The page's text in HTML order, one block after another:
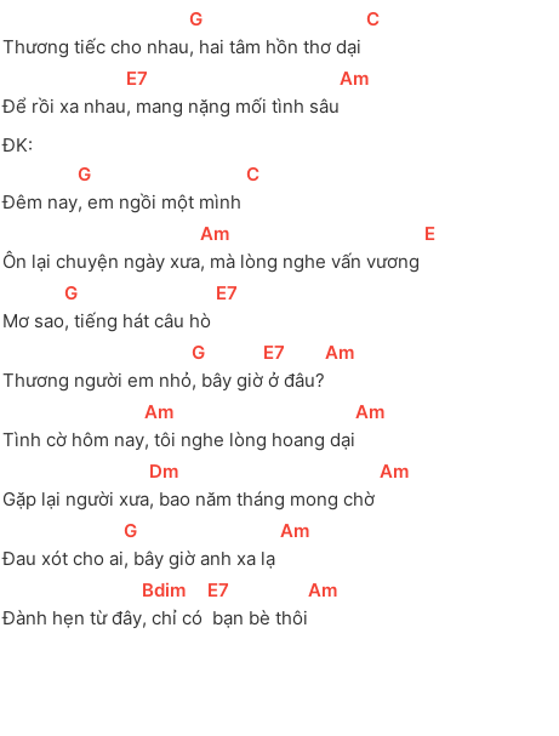
Thương tiếc cho nhau
[
G
, hai tâm hồn thơ dại
[
C
Để rồi xa nhau
[E7
, mang nặng mối tình sâu
[
Am
ĐK:
Đêm nay
[
G
, em ngồi một mình
[
C
Ôn lại chuyện ngày xưa
[
Am
, mà lòng nghe vấn vương
[E
Mơ sao
[
G
, tiếng hát câu hò
[E7
Thương người em nhỏ
[
G
, bây giờ
[E7
ở đâu?
[
Am
Tình cờ hôm nay
[
Am
, tôi nghe lòng hoang dại
[
Am
Gặp lại người xưa
[Dm
, bao năm tháng mong chờ
[
Am
Đau xót cho ai
[
G
, bây giờ anh xa lạ
[
Am
Đành hẹn từ đây
[Bdim
, chỉ có
[E7
bạn bè thôi
[
Am